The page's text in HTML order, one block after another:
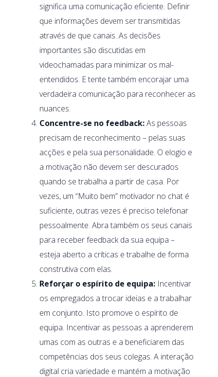
significa uma comunicação eficiente. Definir
que informações devem ser transmitidas
através de que canais. As decisões
importantes são discutidas em
videochamadas para minimizar os mal-
entendidos. E tente também encorajar uma
verdadeira comunicação para reconhecer as
nuances.
Concentre-se no feedback:As pessoas
precisam de reconhecimento – pelas suas
acções e pela sua personalidade. O elogio e
a motivação não devem ser descurados
quando se trabalha a partir de casa. Por
vezes, um “Muito bem” motivador no chat é
suficiente, outras vezes é preciso telefonar
pessoalmente. Abra também os seus canais
para receber feedback da sua equipa –
esteja aberto a críticas e trabalhe de forma
construtiva com elas.
Reforçar o espírito de equipa:Incentivar
os empregados a trocar ideias e a trabalhar
em conjunto. Isto promove o espírito de
equipa. Incentivar as pessoas a aprenderem
umas com as outras e a beneficiarem das
competências dos seus colegas. A interação
digital cria variedade e mantém a motivação